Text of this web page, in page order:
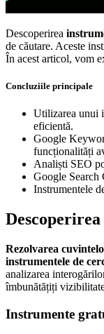
Descoperirea
de căutare. Aceste
În acest articol, vom
Concluziile principale
Utilizarea unui
eficientă.
Google
funcționalități
Analiști SEO
Google Search
Instrumentele
Rezolvarea
instrumentele de
analizarea
îmbunătățiți
Instrumente